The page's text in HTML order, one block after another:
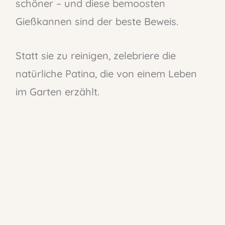
schöner – und diese bemoosten
Gießkannen sind der beste Beweis.
Statt sie zu reinigen, zelebriere die
natürliche Patina, die von einem Leben
im Garten erzählt.